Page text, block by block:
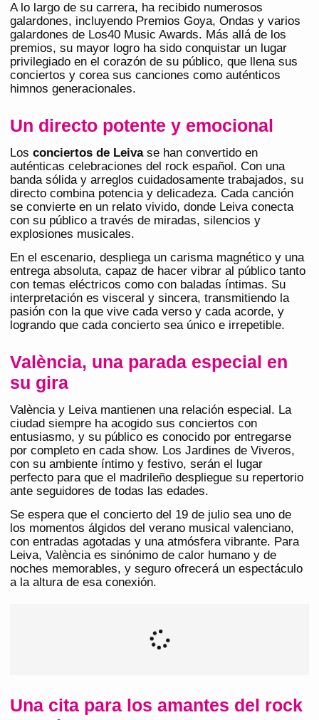
A lo largo de su carrera, ha recibido numerosos
galardones, incluyendo Premios Goya, Ondas y varios
galardones de Los40 Music Awards. Más allá de los
premios, su mayor logro ha sido conquistar un lugar
privilegiado en el corazón de su público, que llena sus
conciertos y corea sus canciones como auténticos
himnos generacionales.
Un directo potente y emocional
Los conciertos de Leivase han convertido en
auténticas celebraciones del rock español. Con una
banda sólida y arreglos cuidadosamente trabajados, su
directo combina potencia y delicadeza. Cada canción
se convierte en un relato vivido, donde Leiva conecta
con su público a través de miradas, silencios y
explosiones musicales.
En el escenario, despliega un carisma magnético y una
entrega absoluta, capaz de hacer vibrar al público tanto
con temas eléctricos como con baladas íntimas. Su
interpretación es visceral y sincera, transmitiendo la
pasión con la que vive cada verso y cada acorde, y
logrando que cada concierto sea único e irrepetible.
València, una parada especial en
su gira
València y Leiva mantienen una relación especial. La
ciudad siempre ha acogido sus conciertos con
entusiasmo, y su público es conocido por entregarse
por completo en cada show. Los Jardines de Viveros,
con su ambiente íntimo y festivo, serán el lugar
perfecto para que el madrileño despliegue su repertorio
ante seguidores de todas las edades.
Se espera que el concierto del 19 de julio sea uno de
los momentos álgidos del verano musical valenciano,
con entradas agotadas y una atmósfera vibrante. Para
Leiva, València es sinónimo de calor humano y de
noches memorables, y seguro ofrecerá un espectáculo
a la altura de esa conexión.
Una cita para los amantes del rock